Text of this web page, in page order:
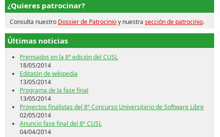
¿Quieres patrocinar?
Consulta nuestro Dossier de Patrocinioy nuestra sección de patrocinio.
Últimas noticias
Premiados en la 8ª edición del CUSL
18/05/2014
Editatón de wikipedia
13/05/2014
Programa de la fase final
13/05/2014
Proyectos finalistas del 8º Concurso Universitario de Software Libre
02/05/2014
Anuncio fase final del 8º CUSL
04/04/2014